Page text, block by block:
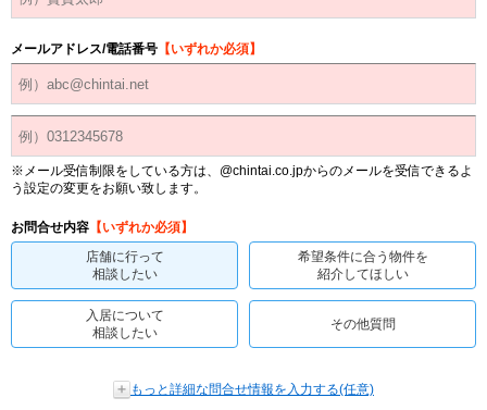
メールアドレス/電話番号 【いずれか必須】
※メール受信制限をしている方は、@chintai.co.jpからのメールを受信できるよ
う設定の変更をお願い致します。
お問合せ内容 【いずれか必須】
店舗に行って
相談したい
希望条件に合う物件を
紹介してほしい
入居について
相談したい
その他質問
もっと詳細な問合せ情報を入力する(任意)